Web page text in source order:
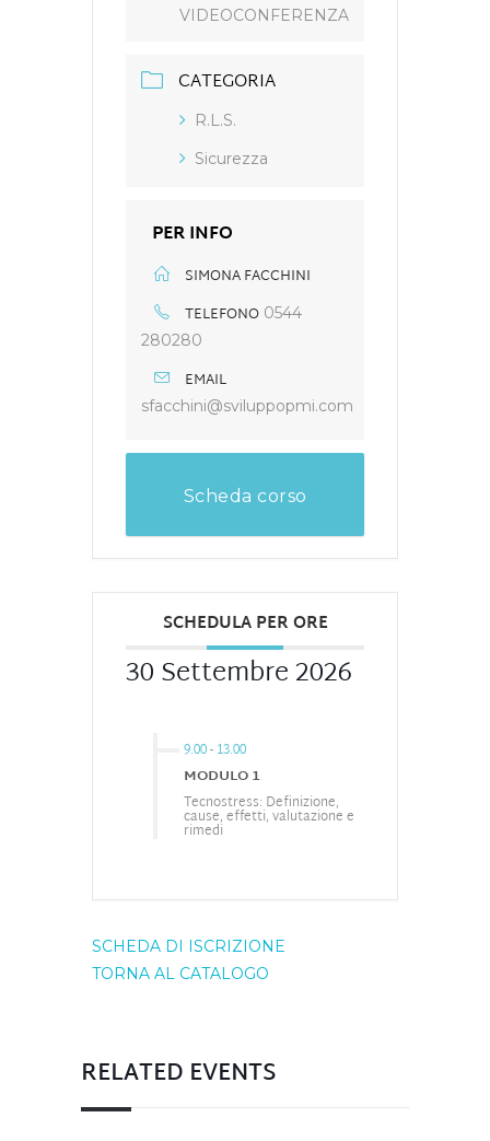
VIDEOCONFERENZA
CATEGORIA
R.L.S.
Sicurezza
PER INFO
SIMONA FACCHINI
TELEFONO 0544
280280
EMAIL
sfacchini@sviluppopmi.com
Scheda corso
SCHEDULA PER ORE
30 Settembre 2026
9.00-13.00
MODULO 1
Tecnostress: Definizione,
cause, effetti, valutazione e
rimedi
SCHEDA DI ISCRIZIONE
TORNA AL CATALOGO
RELATED EVENTS